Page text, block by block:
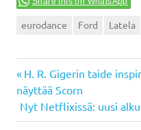
eurodance Ford Latela
Artikkelien
selaus
Previous
Post:
H. R. Gigerin taide
näyttää Scorn
Next
Post:
Nyt Netflixissä: uusi